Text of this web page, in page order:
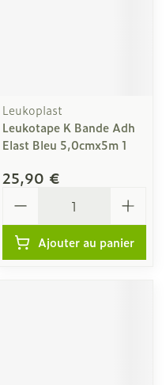
Leukoplast
Leukotape K Bande Adh
Elast Bleu 5,0cmx5m 1
25,90 €
Ajouter au panier